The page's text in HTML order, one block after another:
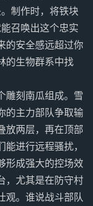
制作时，将铁块
召唤出这个忠实
的安全感远超过你
的生物群系中找
雕刻南瓜组成。雪
的主力部队争取输
放两层，再在顶部
进行远程骚扰，
形成强大的控场效
，尤其是在防守村
观。谁说战斗部队